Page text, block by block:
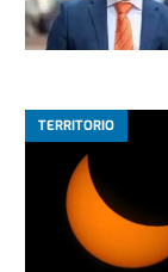
TERRITORIO